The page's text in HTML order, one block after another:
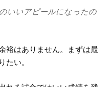
いいアピールになったの
裕はありません。まずは最
たい。